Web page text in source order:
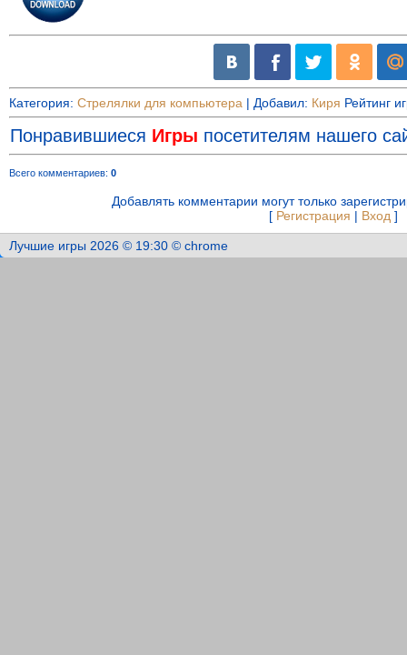
Категория: Стрелялки для компьютера | Добавил: Киря Рейтинг
Понравившиеся Игры посетителям нашего
Всего комментариев: 0
Добавлять комментарии могут только
[ Регистрация | Вход ]
Лучшие игры 2026 © 19:30 © chrome